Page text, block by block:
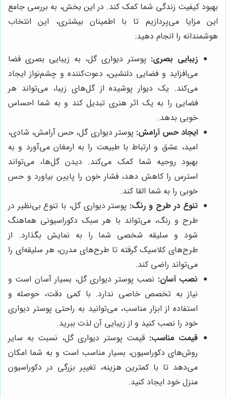
بهبود کیفیت زندگی شما کمک کند. در این بخش، به بررسی جامع
این مزایا می‌پردازیم تا با اطمینان بیشتری، این انتخاب
هوشمندانه را انجام دهید:
زیبایی بصری: پوستر دیواری گل، به زیبایی بصری فضا
می‌افزاید و فضایی دلنشین، دعوت‌کننده و چشم‌نواز ایجاد
می‌کند. یک دیوار پوشیده از گل‌های زیبا، می‌تواند هر
فضایی را به یک اثر هنری تبدیل کند و به شما احساس
خوبی بدهد.
ایجاد حس آرامش: پوستر دیواری گل، حس آرامش، شادی،
امید، عشق و ارتباط با طبیعت را به ارمغان می‌آورد و به
بهبود روحیه شما کمک می‌کند. دیدن گل‌ها، می‌تواند
استرس را کاهش دهد، فشار خون را پایین بیاورد و حس
خوبی را به شما القا کند.
تنوع در طرح و رنگ: پوستر دیواری گل، با تنوع بی‌نظیر در
طرح و رنگ، می‌تواند با هر سبک دکوراسیونی هماهنگ
شود و سلیقه شخصی شما را به نمایش بگذارد. از
طرح‌های کلاسیک گرفته تا طرح‌های مدرن، هر سلیقه‌ای را
می‌تواند راضی کند.
نصب آسان: نصب پوستر دیواری گل، بسیار آسان است و
نیاز به تخصص خاصی ندارد. با کمی دقت، حوصله و
استفاده از ابزار مناسب، می‌توانید به راحتی پوستر دیواری
خود را نصب کنید و از زیبایی آن لذت ببرید.
قیمت مناسب: قیمت پوستر دیواری گل، نسبت به سایر
روش‌های دکوراسیون، بسیار مناسب است و به شما امکان
می‌دهد تا با کمترین هزینه، تغییر بزرگی در دکوراسیون
منزل خود ایجاد کنید.